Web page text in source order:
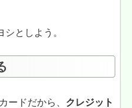
としよう。
ードだから、 クレジット